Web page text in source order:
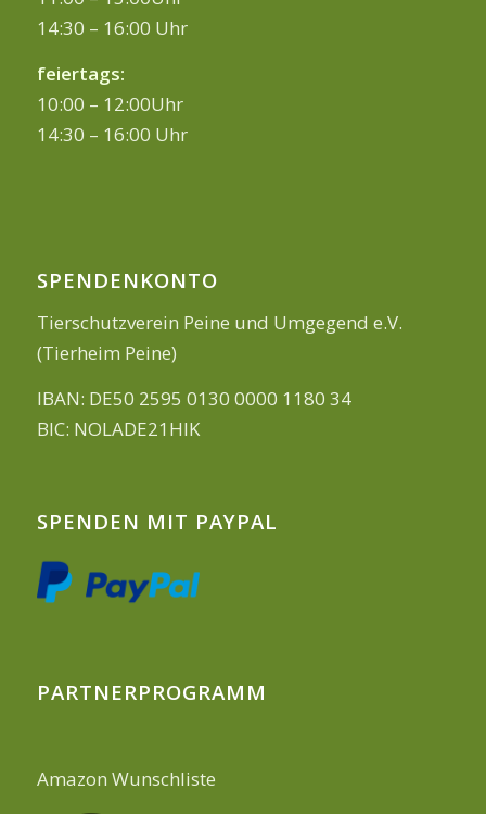
14:30 – 16:00 Uhr
feiertags:
10:00 – 12:00Uhr
14:30 – 16:00 Uhr
SPENDENKONTO
Tierschutzverein Peine und Umgegend e.V.
(Tierheim Peine)
IBAN: DE50 2595 0130 0000 1180 34
BIC: NOLADE21HIK
SPENDEN MIT PAYPAL
PARTNERPROGRAMM
Amazon Wunschliste